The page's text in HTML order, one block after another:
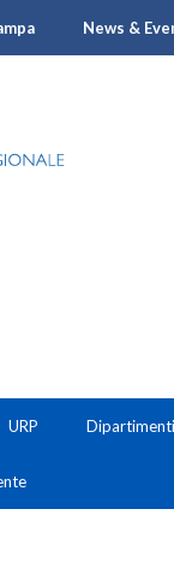
News &
URP Dipartimenti